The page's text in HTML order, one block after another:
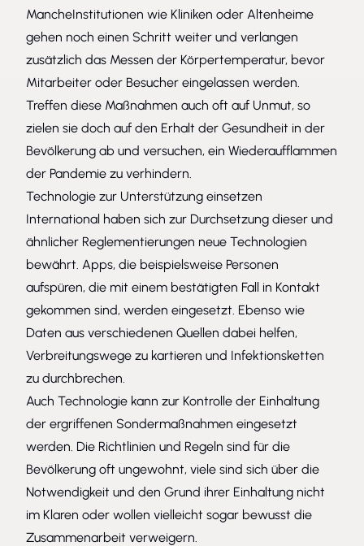
MancheInstitutionen wie Kliniken oder Altenheime
gehen noch einen Schritt weiter und verlangen
zusätzlich das Messen der Körpertemperatur, bevor
Mitarbeiter oder Besucher eingelassen werden.
Treffen diese Maßnahmen auch oft auf Unmut, so
zielen sie doch auf den Erhalt der Gesundheit in der
Bevölkerung ab und versuchen, ein Wiederaufflammen
der Pandemie zu verhindern.
Technologie zur Unterstützung einsetzen
International haben sich zur Durchsetzung dieser und
ähnlicher Reglementierungen neue Technologien
bewährt. Apps, die beispielsweise Personen
aufspüren, die mit einem bestätigten Fall in Kontakt
gekommen sind, werden eingesetzt. Ebenso wie
Daten aus verschiedenen Quellen dabei helfen,
Verbreitungswege zu kartieren und Infektionsketten
zu durchbrechen.
Auch Technologie kann zur Kontrolle der Einhaltung
der ergriffenen Sondermaßnahmen eingesetzt
werden. Die Richtlinien und Regeln sind für die
Bevölkerung oft ungewohnt, viele sind sich über die
Notwendigkeit und den Grund ihrer Einhaltung nicht
im Klaren oder wollen vielleicht sogar bewusst die
Zusammenarbeit verweigern.